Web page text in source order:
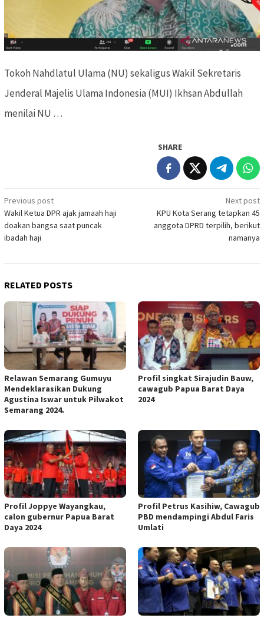
Tokoh Nahdlatul Ulama (NU) sekaligus Wakil Sekretaris
Jenderal Majelis Ulama Indonesia (MUI) Ikhsan Abdullah
menilai NU …
SHARE
Post
navigation
Previous post
Wakil Ketua DPR ajak jamaah haji
doakan bangsa saat puncak
ibadah haji
Next post
KPU Kota Serang tetapkan 45
anggota DPRD terpilih, berikut
namanya
RELATED POSTS
Relawan Semarang Gumuyu
Mendeklarasikan Dukung
Agustina Iswar untuk Pilwakot
Semarang 2024.
Profil singkat Sirajudin Bauw,
cawagub Papua Barat Daya
2024
Profil Joppye Wayangkau,
calon gubernur Papua Barat
Daya 2024
Profil Petrus Kasihiw, Cawagub
PBD mendampingi Abdul Faris
Umlati